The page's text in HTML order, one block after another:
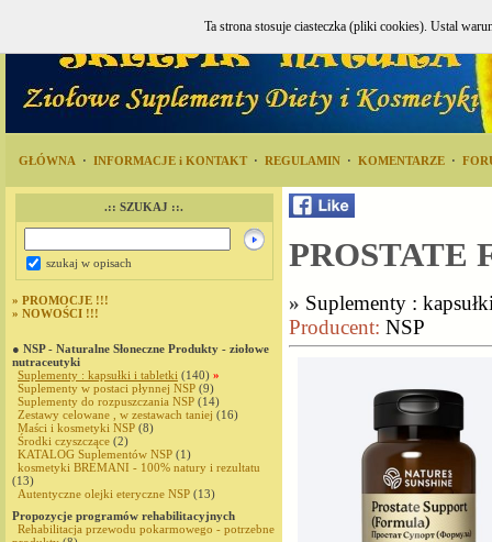
GŁÓWNA · INFORMACJE i KONTAKT · REGULAMIN · KOMENTARZE ·
.:: SZUKAJ ::.
szukaj w opisach
» PROMOCJE !!!
» NOWOŚCI !!!
● NSP - Naturalne Słoneczne Produkty - ziołowe
nutraceutyki
Suplementy : kapsułki i tabletki (140) »
Suplementy w postaci płynnej NSP (9)
Suplementy do rozpuszczania NSP (14)
Zestawy celowane , w zestawach taniej (16)
Maści i kosmetyki NSP (8)
Środki czyszczące (2)
KATALOG Suplementów NSP (1)
kosmetyki BREMANI - 100% natury i rezultatu
(13)
Autentyczne olejki eteryczne NSP (13)
Propozycje programów rehabilitacyjnych
Rehabilitacja przewodu pokarmowego - potrzebne
PROSTATE
» Suplementy :
Producent: NSP
Ta strona stosuje ciasteczka (pliki cookies). Ustal